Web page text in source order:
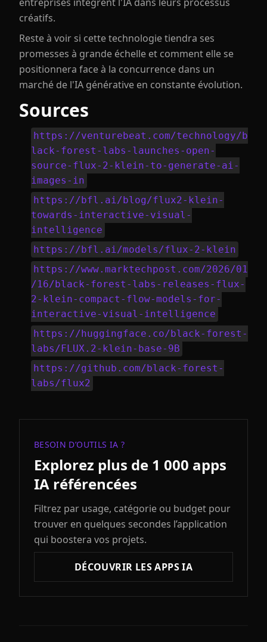
créatifs.
Reste à voir si cette technologie tiendra ses
promesses à grande échelle et comment elle se
positionnera face à la concurrence dans un
marché de l'IA générative en constante évolution.
Sources
https://venturebeat.com/technology/b
lack-forest-labs-launches-open-
source-flux-2-klein-to-generate-ai-
images-in
https://bfl.ai/blog/flux2-klein-
towards-interactive-visual-
intelligence
https://bfl.ai/models/flux-2-klein
https://www.marktechpost.com/2026/01
/16/black-forest-labs-releases-flux-
2-klein-compact-flow-models-for-
interactive-visual-intelligence
https://huggingface.co/black-forest-
labs/FLUX.2-klein-base-9B
https://github.com/black-forest-
labs/flux2
BESOIN D’OUTILS IA ?
Explorez plus de 1 000 apps
IA référencées
Filtrez par usage, catégorie ou budget pour
trouver en quelques secondes l’application
qui boostera vos projets.
DÉCOUVRIR LES APPS IA